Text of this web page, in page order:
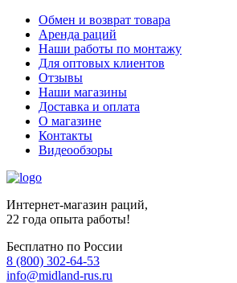
Обмен и возврат товара
Аренда раций
Наши работы по монтажу
Для оптовых клиентов
Отзывы
Наши магазины
Доставка и оплата
О магазине
Контакты
Видеообзоры
Интернет-магазин раций,
22 года опыта работы!
Бесплатно по России
8 (800) 302-64-53
info@midland-rus.ru